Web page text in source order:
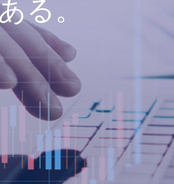
る 。